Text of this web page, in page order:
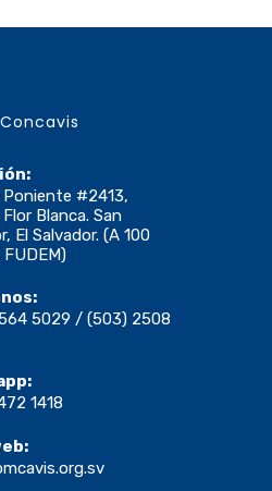
Poniente #2413,
Blanca. San
El Salvador. (A 100
5029 / (503) 2508
1418